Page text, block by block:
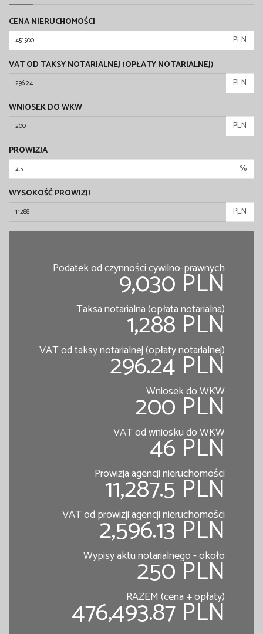
CENA NIERUCHOMOŚCI
PLN
VAT OD TAKSY NOTARIALNEJ (OPŁATY NOTARIALNEJ)
PLN
WNIOSEK DO WKW
PLN
PROWIZJA
%
WYSOKOŚĆ PROWIZJI
PLN
Podatek od czynności cywilno-prawnych
9,030 PLN
Taksa notarialna (opłata notarialna)
1,288 PLN
VAT od taksy notarialnej (opłaty notarialnej)
296.24 PLN
Wniosek do WKW
200 PLN
VAT od wniosku do WKW
46 PLN
Prowizja agencji nieruchomości
11,287.5 PLN
VAT od prowizji agencji nieruchomości
2,596.13 PLN
Wypisy aktu notarialnego - około
250 PLN
RAZEM (cena + opłaty)
476,493.87 PLN